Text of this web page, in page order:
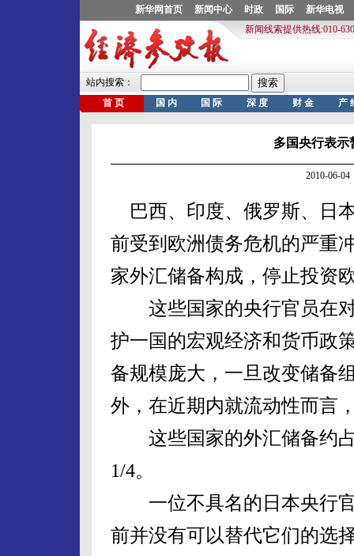
多国央行表示
2010-06-
巴西、印度、俄罗斯、日
前受到欧洲债务危机的严重
家外汇储备构成，停止投资
这些国家的央行官员在对
护一国的宏观经济和货币政
备规模庞大，一旦改变储备
外，在近期内就流动性而言
这些国家的外汇储备约占
1/4。
一位不具名的日本央行官
前并没有可以替代它们的选